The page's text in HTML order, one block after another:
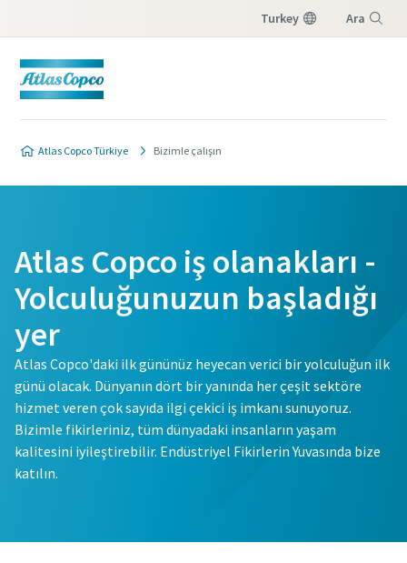
Turkey Ara
Atlas Copco Türkiye Bizimle çalışın
Atlas Copco iş olanakları -
Yolculuğunuzun başladığı
yer
Atlas Copco'daki ilk gününüz heyecan verici bir yolculuğun ilk
günü olacak. Dünyanın dört bir yanında her çeşit sektöre
hizmet veren çok sayıda ilgi çekici iş imkanı sunuyoruz.
Bizimle fikirleriniz, tüm dünyadaki insanların yaşam
kalitesini iyileştirebilir. Endüstriyel Fikirlerin Yuvasında bize
katılın.